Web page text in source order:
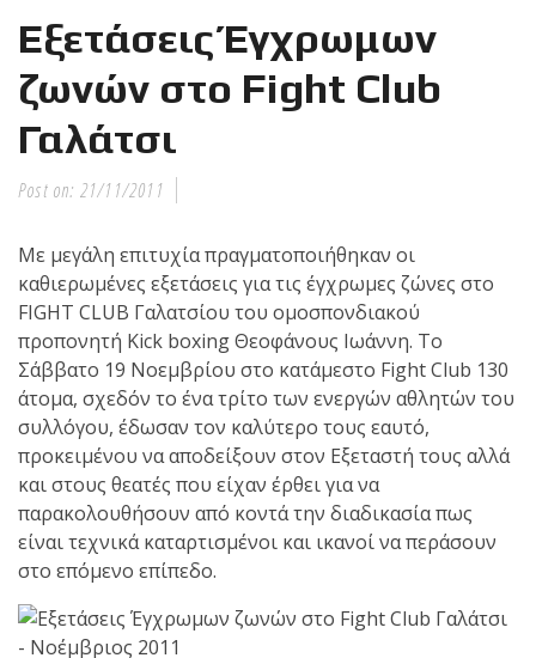
και πιο
αγώνα της καριέρας της,
διεκδικεί τον 6ο
παγκόσμιο τίτλο της
απέναντι στην Phetjeeja
Kickboxing World
Championship
Νέα
επίσημα T-
shirts του
Ιωάννη
Θεοφάνους
με την υποστήριξη της
Sejoy Hellas.
Οι αθλητές
του Fight
Club Galatsi
Εξετάσεις Έγχρωμων
ζωνών στο Fight Club
Γαλάτσι
Post on: 21/11/2011
Mε μεγάλη επιτυχία πραγματοποιήθηκαν οι
καθιερωμένες εξετάσεις για τις έγχρωμες ζώνες στο
FIGHT CLUB Γαλατσίου του ομοσπονδιακού
προπονητή Kick boxing Θεοφάνους Ιωάννη. Το
Σάββατο 19 Νοεμβρίου στο κατάμεστο Fight Club 130
άτομα, σχεδόν το ένα τρίτο των ενεργών αθλητών του
συλλόγου, έδωσαν τον καλύτερο τους εαυτό,
προκειμένου να αποδείξουν στον Εξεταστή τους αλλά
και στους θεατές που είχαν έρθει για να
παρακολουθήσουν από κοντά την διαδικασία πως
είναι τεχνικά καταρτισμένοι και ικανοί να περάσουν
στο επόμενο επίπεδο.